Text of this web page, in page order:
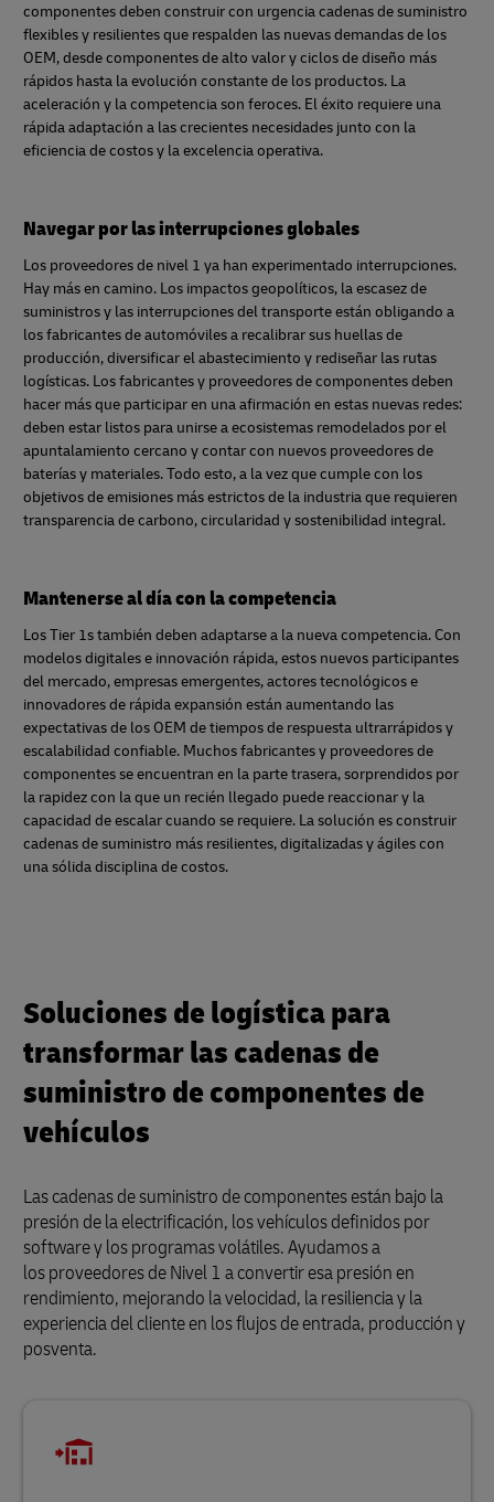
componentes deben construir con urgencia cadenas de suministro
flexibles y resilientes que respalden las nuevas demandas de los
OEM, desde componentes de alto valor y ciclos de diseño más
rápidos hasta la evolución constante de los productos. La
aceleración y la competencia son feroces. El éxito requiere una
rápida adaptación a las crecientes necesidades junto con la
eficiencia de costos y la excelencia operativa.
Navegar por las interrupciones globales
Los proveedores de nivel 1 ya han experimentado interrupciones.
Hay más en camino. Los impactos geopolíticos, la escasez de
suministros y las interrupciones del transporte están obligando a
los fabricantes de automóviles a recalibrar sus huellas de
producción, diversificar el abastecimiento y rediseñar las rutas
logísticas. Los fabricantes y proveedores de componentes deben
hacer más que participar en una afirmación en estas nuevas redes:
deben estar listos para unirse a ecosistemas remodelados por el
apuntalamiento cercano y contar con nuevos proveedores de
baterías y materiales. Todo esto, a la vez que cumple con los
objetivos de emisiones más estrictos de la industria que requieren
transparencia de carbono, circularidad y sostenibilidad integral.
Mantenerse al día con la competencia
Los Tier 1s también deben adaptarse a la nueva competencia. Con
modelos digitales e innovación rápida, estos nuevos participantes
del mercado, empresas emergentes, actores tecnológicos e
innovadores de rápida expansión están aumentando las
expectativas de los OEM de tiempos de respuesta ultrarrápidos y
escalabilidad confiable. Muchos fabricantes y proveedores de
componentes se encuentran en la parte trasera, sorprendidos por
la rapidez con la que un recién llegado puede reaccionar y la
capacidad de escalar cuando se requiere. La solución es construir
cadenas de suministro más resilientes, digitalizadas y ágiles con
una sólida disciplina de costos.
Soluciones de logística para
transformar las cadenas de
suministro de componentes de
vehículos
Las cadenas de suministro de componentes están bajo la
presión de la electrificación, los vehículos definidos por
software y los programas volátiles. Ayudamos a
los proveedores de Nivel 1 a convertir esa presión en
rendimiento, mejorando la velocidad, la resiliencia y la
experiencia del cliente en los flujos de entrada, producción y
posventa.